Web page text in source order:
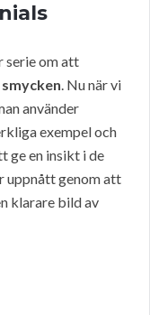
serie om att
. Nu när vi
använder
exempel och
ge en insikt i de
uppnått genom att
klarare bild av